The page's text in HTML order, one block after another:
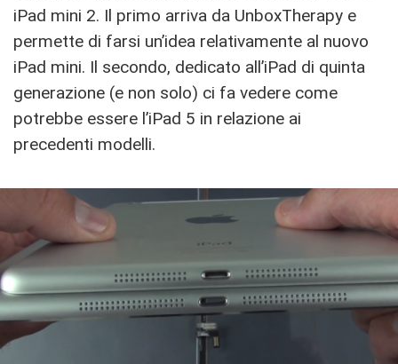
iPad mini 2. Il primo arriva da UnboxTherapy e
permette di farsi un’idea relativamente al nuovo
iPad mini. Il secondo, dedicato all’iPad di quinta
generazione (e non solo) ci fa vedere come
potrebbe essere l’iPad 5 in relazione ai
precedenti modelli.